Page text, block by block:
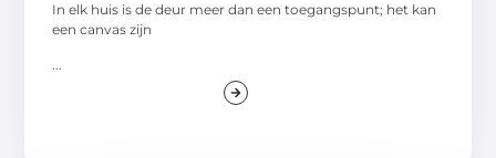
In elk huis is de deur meer dan een toegangspunt; het kan
een canvas zijn
...